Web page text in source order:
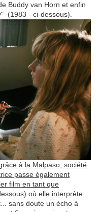
Buddy van Horn et enfin
(1983 - ci-dessous).
à la Malpaso, société
passe également
film en tant que
où elle interprète
sans doute un écho à